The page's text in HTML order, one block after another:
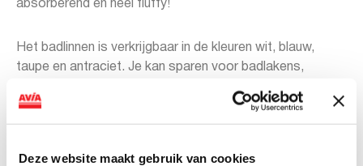
Deze website maakt gebruik van cookies
absorberend en heel fluffy!
Het badlinnen is verkrijgbaar in de kleuren wit, blauw,
taupe en antraciet. Je kan sparen voor badlakens,